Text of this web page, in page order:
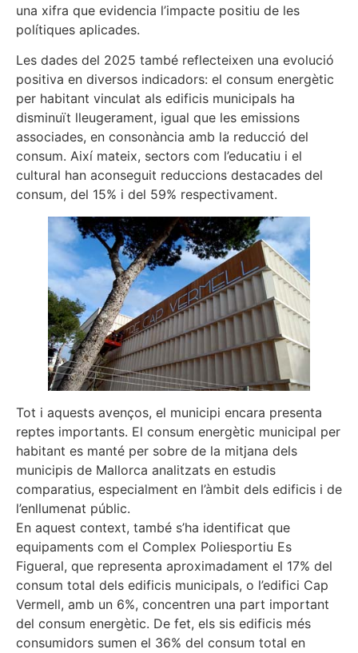
una xifra que evidencia l’impacte positiu de les
polítiques aplicades.
Les dades del 2025 també reflecteixen una evolució
positiva en diversos indicadors: el consum energètic
per habitant vinculat als edificis municipals ha
disminuït lleugerament, igual que les emissions
associades, en consonància amb la reducció del
consum. Així mateix, sectors com l’educatiu i el
cultural han aconseguit reduccions destacades del
consum, del 15% i del 59% respectivament.
Tot i aquests avenços, el municipi encara presenta
reptes importants. El consum energètic municipal per
habitant es manté per sobre de la mitjana dels
municipis de Mallorca analitzats en estudis
comparatius, especialment en l’àmbit dels edificis i de
l’enllumenat públic.
En aquest context, també s’ha identificat que
equipaments com el Complex Poliesportiu Es
Figueral, que representa aproximadament el 17% del
consum total dels edificis municipals, o l’edifici Cap
Vermell, amb un 6%, concentren una part important
del consum energètic. De fet, els sis edificis més
consumidors sumen el 36% del consum total en